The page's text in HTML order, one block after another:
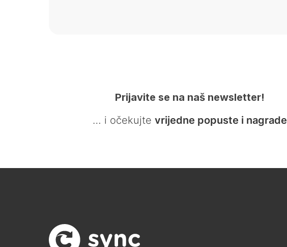
Prijavite se na naš newsletter!
… i očekujte vrijedne popuste i nagrade